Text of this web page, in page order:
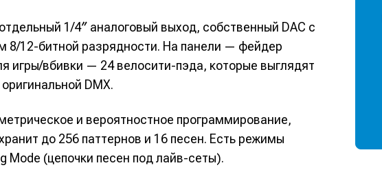
звуковые карты... Другие способы
через VK ID
«Войти» или на кнопки социальных сервисов для входа, вы
звуковые карты... Другие способы
через VK ID
«Войти» или на кнопки социальных сервисов для входа, вы
звуковые карты... Другие способы
через VK ID
«Войти» или на кнопки социальных сервисов для входа, вы
Аккорды,
гаммы и
лады для
Справочник
гитариста
звуковые карты... Другие способы
через VK ID
«Войти» или на кнопки социальных сервисов для входа, вы
Аккорды,
гаммы и
лады для
Справочник
гитариста
1/4″ аналоговый выход, собственный DAC с
8/12-битной разрядности. На панели — фейдер
игры/вбивки — 24 велосити-пэда, которые выглядят
DMX.
и вероятностное программирование,
до 256 паттернов и 16 песен. Есть режимы
Mode (цепочки песен под лайв-сеты).